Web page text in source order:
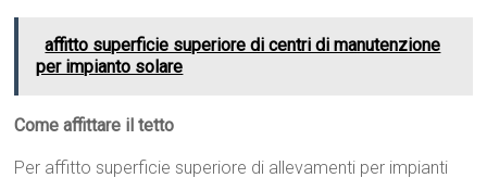
affitto superficie superiore di centri di manutenzione
per impianto solare
Come affittare il tetto
Per affitto superficie superiore di allevamenti per impianti